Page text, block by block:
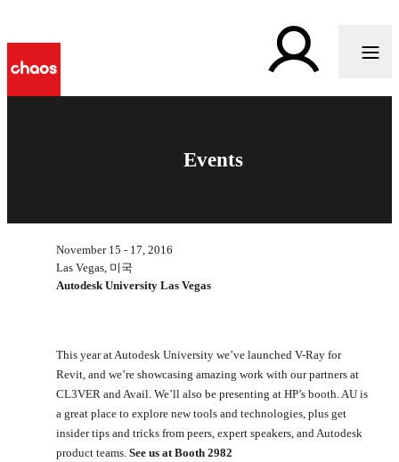
Events
November 15 - 17, 2016
Las Vegas, 미국
Autodesk University Las Vegas
This year at Autodesk University we’ve launched V-Ray for
Revit, and we’re showcasing amazing work with our partners at
CL3VER and Avail. We’ll also be presenting at HP’s booth. AU is
a great place to explore new tools and technologies, plus get
insider tips and tricks from peers, expert speakers, and Autodesk
product teams. See us at Booth 2982​